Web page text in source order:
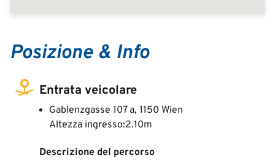
Posizione & Info
Entrata veicolare
Gablenzgasse 107 a, 1150 Wien
Altezza ingresso:2.10m
Descrizione del percorso